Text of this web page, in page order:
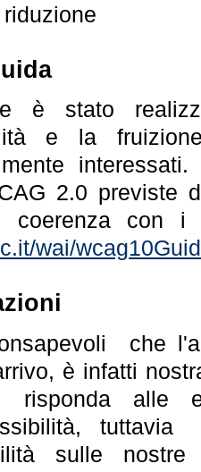
è stato
e la
2.0 previste
coerenza con i
wai/
che
è infatti
alle
sulle